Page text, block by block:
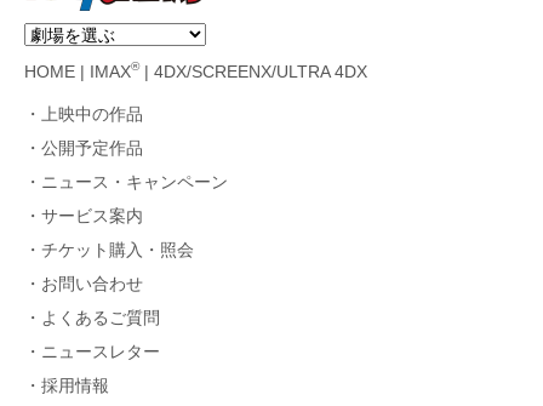
HOME | IMAX®| 4DX/SCREENX/ULTRA 4DX
上映中の作品
公開予定作品
ニュース・キャンペーン
サービス案内
チケット購入・照会
お問い合わせ
よくあるご質問
ニュースレター
採用情報